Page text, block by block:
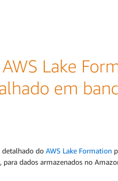
Lake
em
detalhado do AWS Lake Formation
, para dados armazenados no